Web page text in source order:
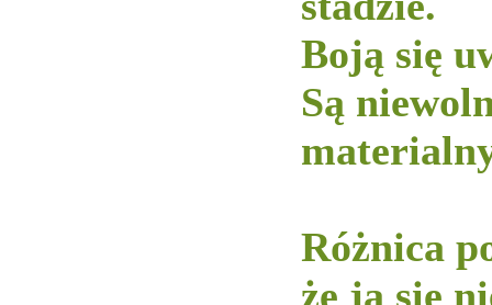
Boją się
Są
Różnica
że ja sie